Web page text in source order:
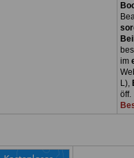
im
L),
öff.